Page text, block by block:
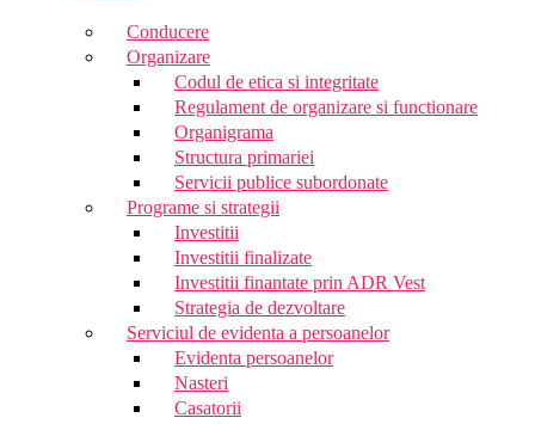
Conducere
Organizare
Codul de etica si integritate
Regulament de organizare si functionare
Organigrama
Structura primariei
Servicii publice subordonate
Programe si strategii
Investitii
Investitii finalizate
Investitii finantate prin ADR Vest
Strategia de dezvoltare
Serviciul de evidenta a persoanelor
Evidenta persoanelor
Nasteri
Casatorii